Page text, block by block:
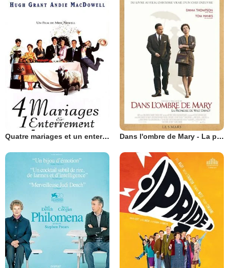
Quatre mariages et un enterrement Dans l'ombre de Mary - La promesse de Walt Disney